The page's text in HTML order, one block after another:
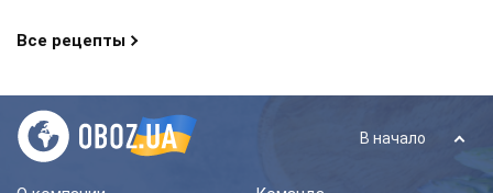
Все рецепты
В начало